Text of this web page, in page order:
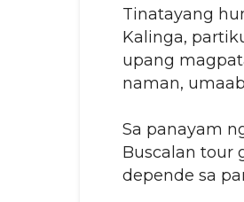
Tinatayang
Kalinga,
upang
naman,
Sa panayam
Buscalan tour
depende sa